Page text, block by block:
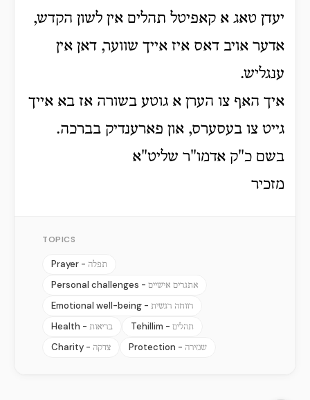
יעדן טאג א קאפיטל תהלים אין לשון הקדש,
אדער אויב דאס איז אייך שווער, דאן אין
ענגליש.
איך האף צו הערן א גוטע בשורה אז בא אייך
גייט צו בעסערס, און פארענדיק בברכה.
בשם כ"ק אדמו"ר שליט"א
מזכיר
TOPICS
Prayer - תפלה
Personal challenges - אתגרים אישיים
Emotional well-being - רווחה רגשית
Health - בריאות Tehillim - תהלים
Charity - צדקה Protection - שמירה